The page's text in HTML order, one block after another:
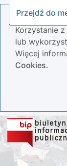
Przejdź do
Nasza
Korzystanie
lub
Więcej
Cookies.